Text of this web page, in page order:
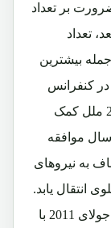
بر تعداد
طوریکه درسالهای 2009 و بعد، تعداد
بیشترین
در کنفرانس
منعقده در لزبن ـ پرتگال در ماه نوامبر 2010 ملل کمک
کننده با آیساف و دولت افغانستان بعد از 9 سال موافقه
به نیروهای
انتقال یابد.
حکومت افغانستان و "ناتوـ آیساف" در ماه جولای 2011 با